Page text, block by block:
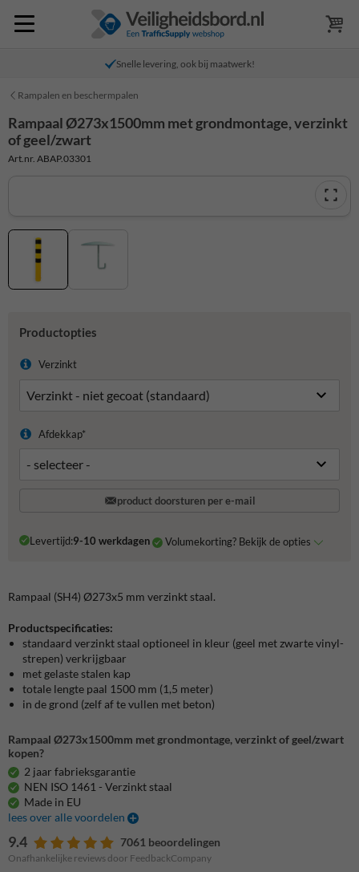
Snelle levering, ook bij maatwerk!
Rampalen en beschermpalen
Rampaal Ø273x1500mm met grondmontage, verzinkt
of geel/zwart
Art.nr. ABAP.03301
Productopties
Verzinkt
Afdekkap*
product doorsturen per e-mail
Levertijd:9-10 werkdagen Volumekorting? Bekijk de opties
Rampaal (SH4) Ø273x5 mm verzinkt staal.
Productspecificaties:
standaard verzinkt staal optioneel in kleur (geel met zwarte vinyl-
strepen) verkrijgbaar
met gelaste stalen kap
totale lengte paal 1500 mm (1,5 meter)
in de grond (zelf af te vullen met beton)
Rampaal Ø273x1500mm met grondmontage, verzinkt of geel/zwart
kopen?
2 jaar fabrieksgarantie
NEN ISO 1461 - Verzinkt staal
Made in EU
lees over alle voordelen
9.4 7061 beoordelingen
Onafhankelijke reviews door FeedbackCompany